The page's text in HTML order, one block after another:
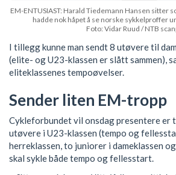
EM-ENTUSIAST: Harald Tiedemann Hansen sitter
hadde nok håpet å se norske sykkelproffer
Foto: Vidar Ruud / NTB
I tillegg kunne man sendt 8 utøvere til
(elite- og U23-klassen er slått sammen),
eliteklassenes tempoøvelser.
Sender liten EM-tropp
Cykleforbundet vil onsdag presentere er
utøvere i U23-klassen (tempo og
herreklassen, to juniorer i dameklassen
skal sykle både tempo og fellesstart.